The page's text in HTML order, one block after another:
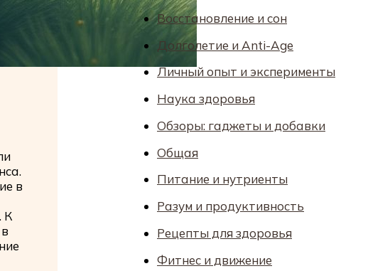
в
К
Восстановление и сон
Долголетие и Anti-Age
Личный опыт и эксперименты
Наука здоровья
Обзоры: гаджеты и добавки
Общая
Питание и нутриенты
Разум и продуктивность
Рецепты для здоровья
Фитнес и движение